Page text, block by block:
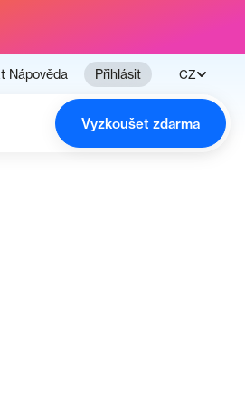
Nápověda Přihlásit CZ
Vyzkoušet zdarma